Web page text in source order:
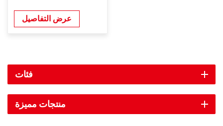
عرض التفاصيل
فئات
منتجات مميزة